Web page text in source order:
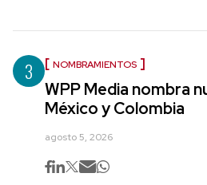
3 NOMBRAMIENTOS
WPP Media nombra
México y Colombia
agosto 5, 2026